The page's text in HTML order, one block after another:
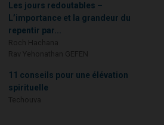
Les jours redoutables –
L’importance et la grandeur du
repentir par...
11 conseils pour une élévation
spirituelle